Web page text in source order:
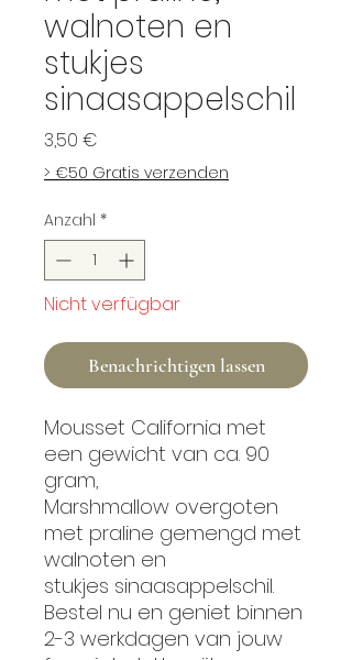
walnoten en
stukjes
sinaasappelschil
3,50 €
> €50 Gratis verzenden
Anzahl *
Nicht verfügbar
Benachrichtigen lassen
Mousset California met
een gewicht van ca. 90
gram,
Marshmallow overgoten
met praline gemengd met
walnoten en
stukjes sinaasappelschil.
Bestel nu en geniet binnen
2-3 werkdagen van jouw